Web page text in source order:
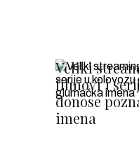
Veliki
filmovi i
donose
imena